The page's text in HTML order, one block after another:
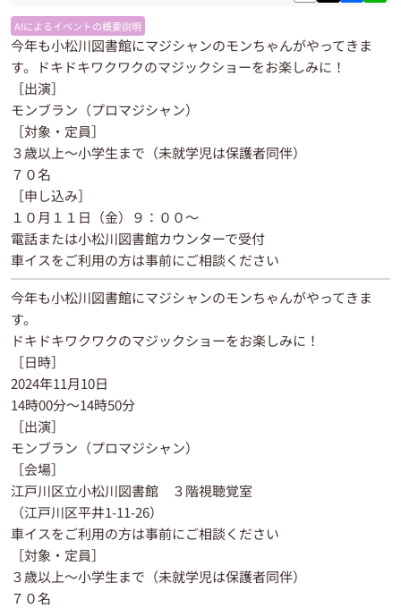
AIによるイベントの概要説明
今年も小松川図書館にマジシャンのモンちゃんがやってきま
す。ドキドキワクワクのマジックショーをお楽しみに！
［出演］
モンブラン（プロマジシャン）
［対象・定員］
３歳以上〜小学生まで（未就学児は保護者同伴）
７０名
［申し込み］
１０月１１日（金）９：００〜
電話または小松川図書館カウンターで受付
車イスをご利用の方は事前にご相談ください
今年も小松川図書館にマジシャンのモンちゃんがやってきま
す。
ドキドキワクワクのマジックショーをお楽しみに！
［日時］
2024年11月10日
14時00分～14時50分
［出演］
モンブラン（プロマジシャン）
［会場］
江戸川区立小松川図書館 ３階視聴覚室
（江戸川区平井1-11-26）
車イスをご利用の方は事前にご相談ください
［対象・定員］
３歳以上〜小学生まで（未就学児は保護者同伴）
７０名